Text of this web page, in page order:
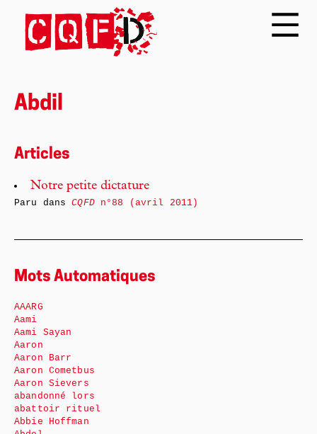
Abdil
Articles
Notre petite dictature
Paru dansCQFDn°88 (avril 2011)
Mots Automatiques
AAARG
Aami
Aami Sayan
Aaron
Aaron Barr
Aaron Cometbus
Aaron Sievers
abandonné lors
abattoir rituel
Abbie Hoffman